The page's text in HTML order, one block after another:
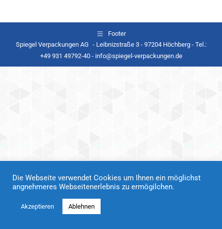
Footer
Spiegel Verpackungen AG - Leibnizstraße 3 - 97204 Höchberg - Tel.:
+49 931 49792-40 - info@spiegel-verpackungen.de
Die Webseite verwendet Cookies um Ihnen ein möglichst
angnehmeres Webseitenerlebnis zu ermögilchen.
Akzeptieren Ablehnen